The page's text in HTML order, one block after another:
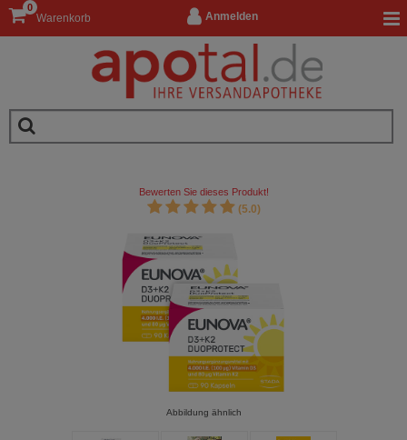
Anmelden
Warenkorb
0
Bewerten Sie dieses Produkt!
(5.0)
Abbildung ähnlich